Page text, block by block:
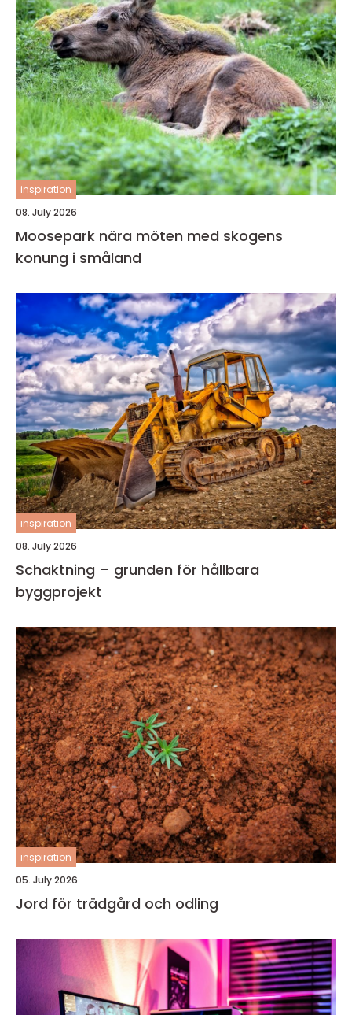
inspiration
08. July 2026
Moosepark nära möten med skogens
konung i småland
inspiration
08. July 2026
Schaktning – grunden för hållbara
byggprojekt
inspiration
05. July 2026
Jord för trädgård och odling